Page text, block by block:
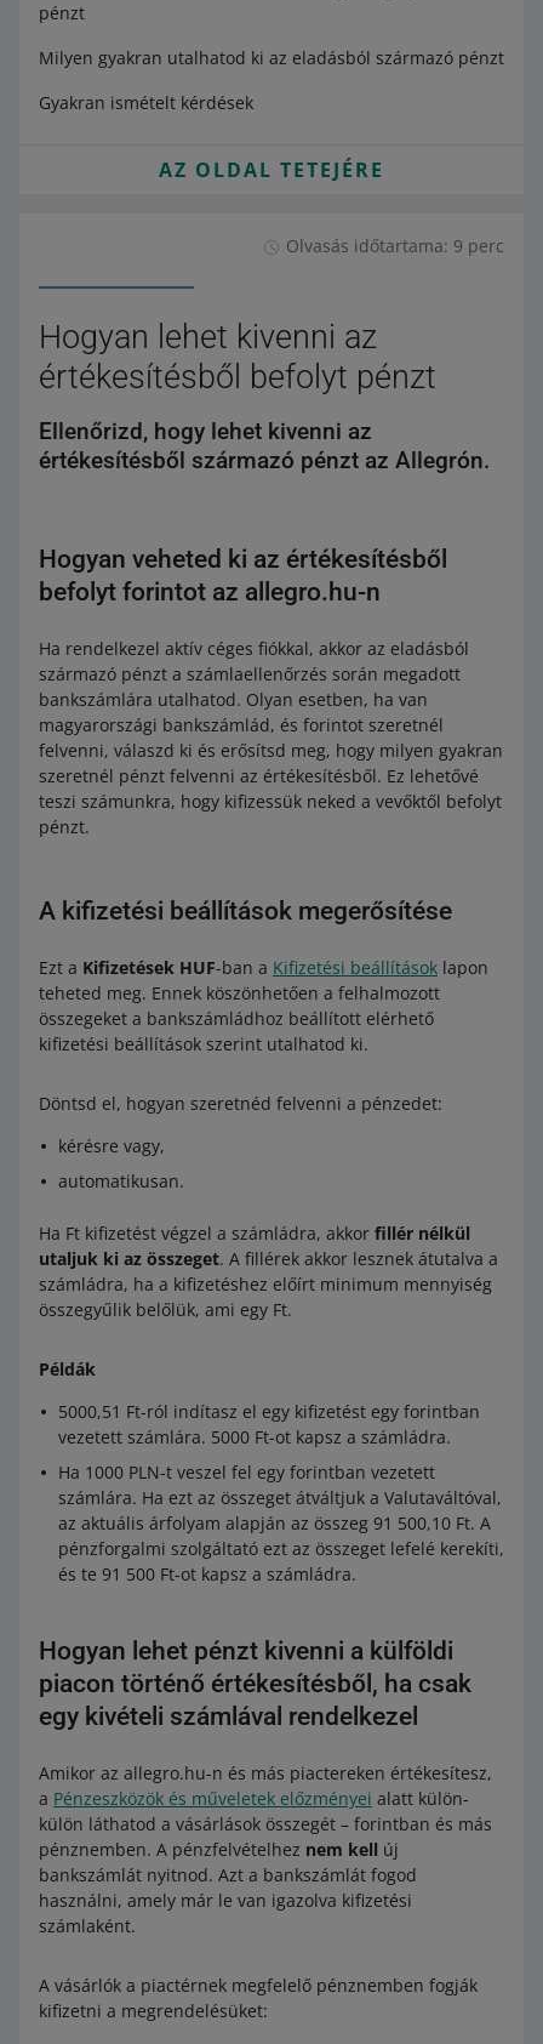
pénzt
Milyen gyakran utalhatod ki az eladásból származó pénzt
Gyakran ismételt kérdések
AZ OLDAL TETEJÉRE
Olvasás időtartama: 9 perc
Hogyan lehet kivenni az
értékesítésből befolyt pénzt
Ellenőrizd, hogy lehet kivenni az
értékesítésből származó pénzt az Allegrón.
Hogyan veheted ki az értékesítésből
befolyt forintot az allegro.hu-n
Ha rendelkezel aktív céges fiókkal, akkor az eladásból
származó pénzt a számlaellenőrzés során megadott
bankszámlára utalhatod. Olyan esetben, ha van
magyarországi bankszámlád, és forintot szeretnél
felvenni, válaszd ki és erősítsd meg, hogy milyen gyakran
szeretnél pénzt felvenni az értékesítésből. Ez lehetővé
teszi számunkra, hogy kifizessük neked a vevőktől befolyt
pénzt.
A kifizetési beállítások megerősítése
Ezt a Kifizetések HUF-ban a Kifizetési beállítások lapon
teheted meg. Ennek köszönhetően a felhalmozott
összegeket a bankszámládhoz beállított elérhető
kifizetési beállítások szerint utalhatod ki.
Döntsd el, hogyan szeretnéd felvenni a pénzedet:
kérésre vagy,
automatikusan.
Ha Ft kifizetést végzel a számládra, akkor fillér nélkül
utaljuk ki az összeget. A fillérek akkor lesznek átutalva a
számládra, ha a kifizetéshez előírt minimum mennyiség
összegyűlik belőlük, ami egy Ft.
Példák
5000,51 Ft-ról indítasz el egy kifizetést egy forintban
vezetett számlára. 5000 Ft-ot kapsz a számládra.
Ha 1000 PLN-t veszel fel egy forintban vezetett
számlára. Ha ezt az összeget átváltjuk a Valutaváltóval,
az aktuális árfolyam alapján az összeg 91 500,10 Ft. A
pénzforgalmi szolgáltató ezt az összeget lefelé kerekíti,
és te 91 500 Ft-ot kapsz a számládra.
Hogyan lehet pénzt kivenni a külföldi
piacon történő értékesítésből, ha csak
egy kivételi számlával rendelkezel
Amikor az allegro.hu-n és más piactereken értékesítesz,
a Pénzeszközök és műveletek előzményei alatt külön-
külön láthatod a vásárlások összegét – forintban és más
pénznemben. A pénzfelvételhez nem kell új
bankszámlát nyitnod. Azt a bankszámlát fogod
használni, amely már le van igazolva kifizetési
számlaként.
A vásárlók a piactérnek megfelelő pénznemben fogják
kifizetni a megrendelésüket: